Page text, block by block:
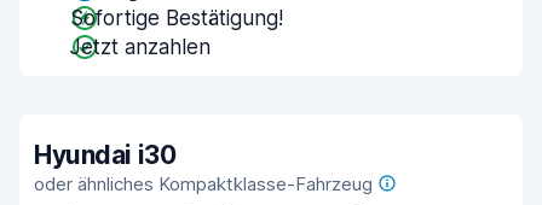
Sofortige Bestätigung!
Jetzt anzahlen
Hyundai i30
oder ähnliches Kompaktklasse-Fahrzeug